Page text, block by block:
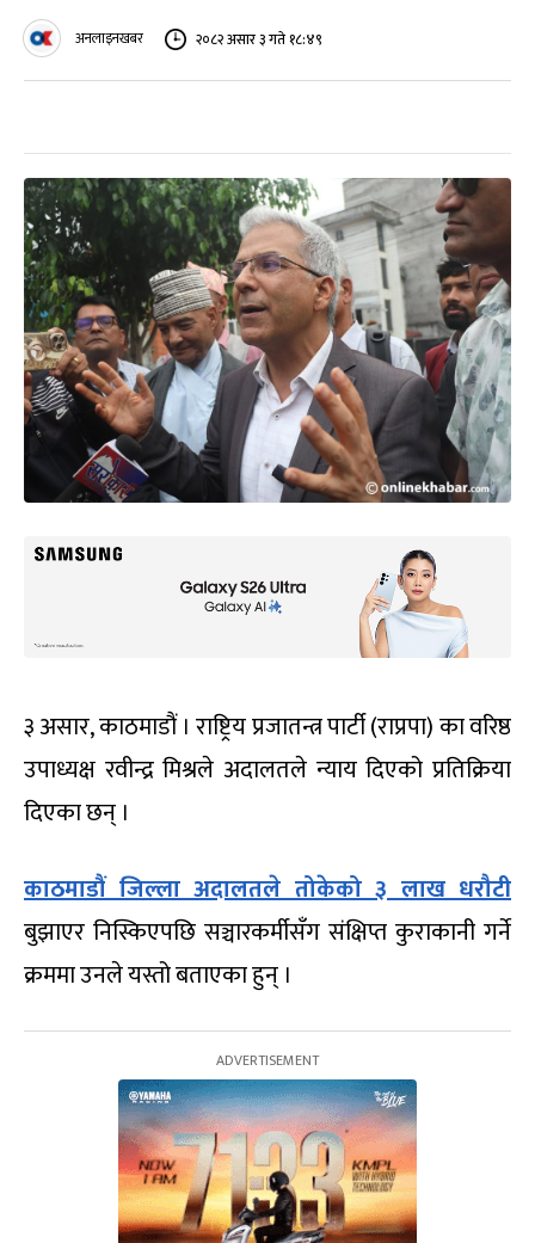
अनलाइनखबर २०८२ असार ३ गते १८:४९
३ असार, काठमाडौं । राष्ट्रिय प्रजातन्त्र पार्टी (राप्रपा) का वरिष्ठ
उपाध्यक्ष रवीन्द्र मिश्रले अदालतले न्याय दिएको प्रतिक्रिया
दिएका छन् ।
काठमाडौं जिल्ला अदालतले तोकेको ३ लाख धरौटी
बुझाएर निस्किएपछि सञ्चारकर्मीसँग संक्षिप्त कुराकानी गर्ने
क्रममा उनले यस्तो बताएका हुन् ।